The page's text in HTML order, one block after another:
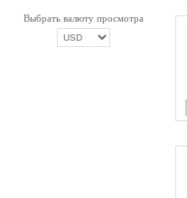
Выбрать валюту просмотра